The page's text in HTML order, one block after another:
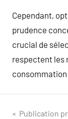
Cependant,
prudence
crucial de
respectent les
Publication